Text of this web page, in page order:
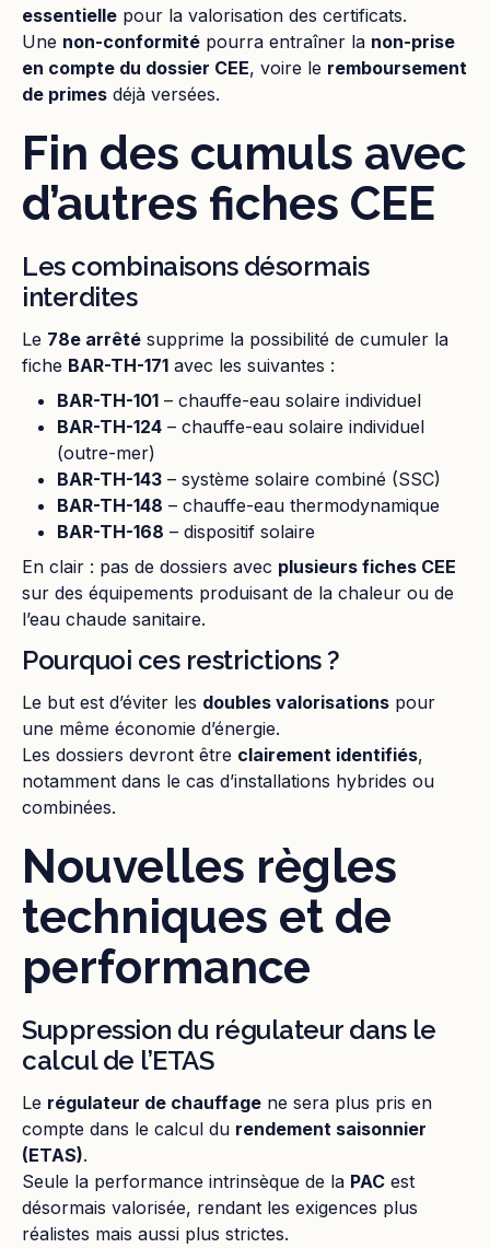
essentielle pour la valorisation des certificats.
Une non-conformité pourra entraîner la non-prise
en compte du dossier CEE, voire le remboursement
de primes déjà versées.
Fin des cumuls avec
d’autres fiches CEE
Les combinaisons désormais
interdites
Le 78e arrêté supprime la possibilité de cumuler la
fiche BAR-TH-171 avec les suivantes :
BAR-TH-101 – chauffe-eau solaire individuel
BAR-TH-124 – chauffe-eau solaire individuel
(outre-mer)
BAR-TH-143 – système solaire combiné (SSC)
BAR-TH-148 – chauffe-eau thermodynamique
BAR-TH-168 – dispositif solaire
En clair : pas de dossiers avec plusieurs fiches CEE
sur des équipements produisant de la chaleur ou de
l’eau chaude sanitaire.
Pourquoi ces restrictions ?
Le but est d’éviter les doubles valorisations pour
une même économie d’énergie.
Les dossiers devront être clairement identifiés,
notamment dans le cas d’installations hybrides ou
combinées.
Nouvelles règles
techniques et de
performance
Suppression du régulateur dans le
calcul de l’ETAS
Le régulateur de chauffage ne sera plus pris en
compte dans le calcul du rendement saisonnier
(ETAS).
Seule la performance intrinsèque de la PAC est
désormais valorisée, rendant les exigences plus
réalistes mais aussi plus strictes.